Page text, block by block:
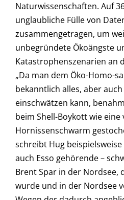
Naturwissenschaften. Auf
unglaubliche Fülle von
zusammengetragen, um
unbegründete Ökoängste
Katastrophenszenarien an
„Da man dem Öko-Homo-
bekanntlich alles, aber
einschwätzen kann,
beim Shell-Boykott wie eine
Hornissenschwarm
schreibt Hug
auch Esso gehörende –
Brent Spar in der Nordsee,
wurde und in der Nordsee